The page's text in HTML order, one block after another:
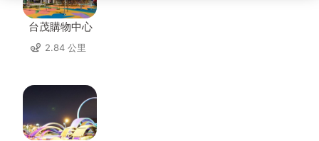
台茂購物中心
2.84 公里